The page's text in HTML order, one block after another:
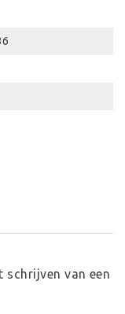
schrijven van een